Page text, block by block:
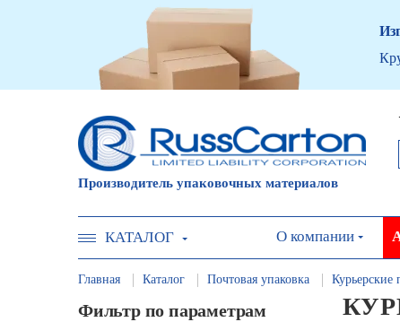
Производитель упаковочных материалов
КАТАЛОГ О компании
Главная Каталог Почтовая упаковка Курьерские
Фильтр по параметрам